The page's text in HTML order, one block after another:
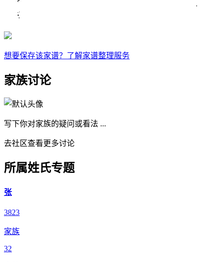
想要保存该家谱？了解家谱整理服务
家族讨论
写下你对家族的疑问或看法 ...
去社区查看更多讨论
所属姓氏专题
张
3823
家族
32